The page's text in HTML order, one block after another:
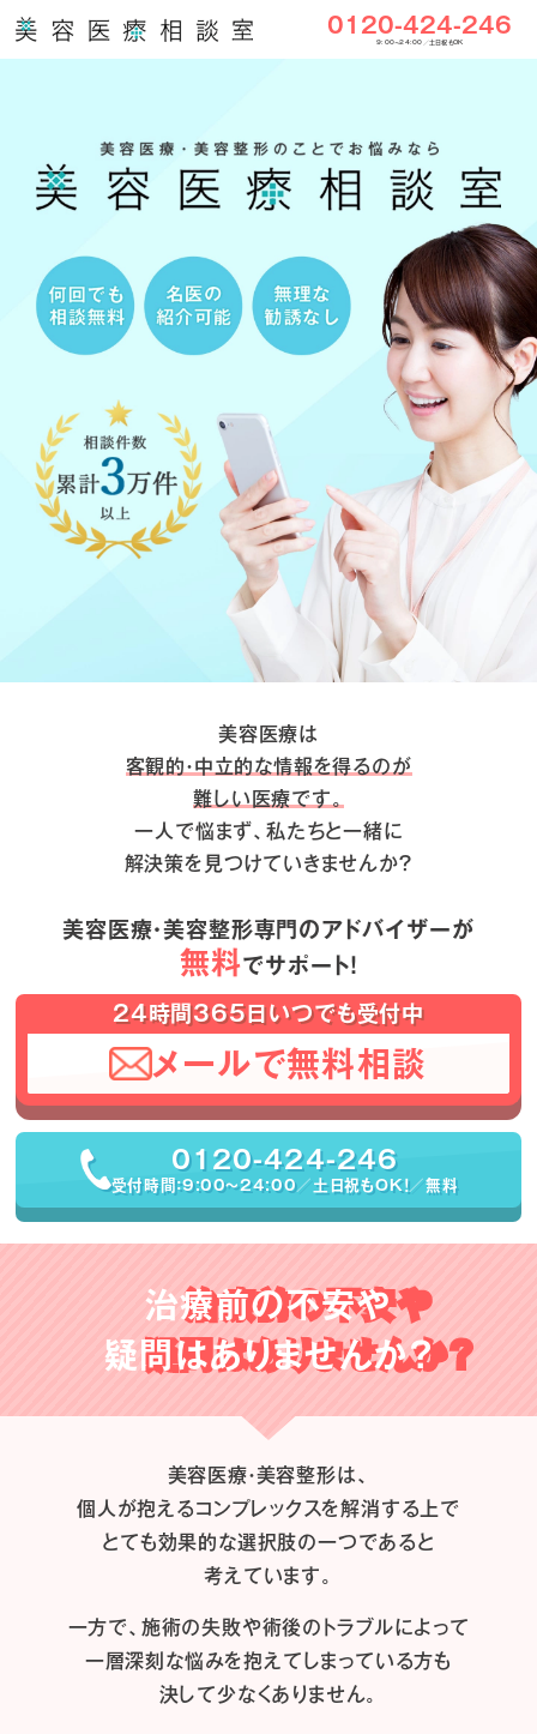
0120-424-246
9:00〜24:00／土日祝もOK
美容医療は
客観的・中立的な情報を得るのが
難しい医療です。
一人で悩まず、私たちと一緒に
解決策を見つけていきませんか？
美容医療・美容整形専門のアドバイザーが
無料でサポート！
24時間365日いつでも受付中
メールで無料相談
0120-424-246
受付時間：9:00〜24:00／土日祝もOK！／無料
治療前の不安や
疑問はありませんか？
美容医療・美容整形は、
個人が抱えるコンプレックスを解消する上で
とても効果的な選択肢の一つであると
考えています。
一方で、施術の失敗や術後のトラブルによって
一層深刻な悩みを抱えてしまっている方も
決して少なくありません。